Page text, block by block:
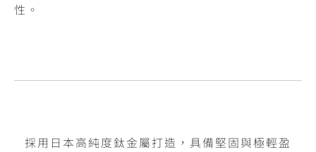
性。
採用日本高純度鈦金屬打造，具備堅固與極輕盈